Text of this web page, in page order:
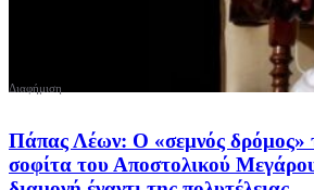
Πάπας Λέων: Ο «σεμνός δρόμος»
σοφίτα του Αποστολικού